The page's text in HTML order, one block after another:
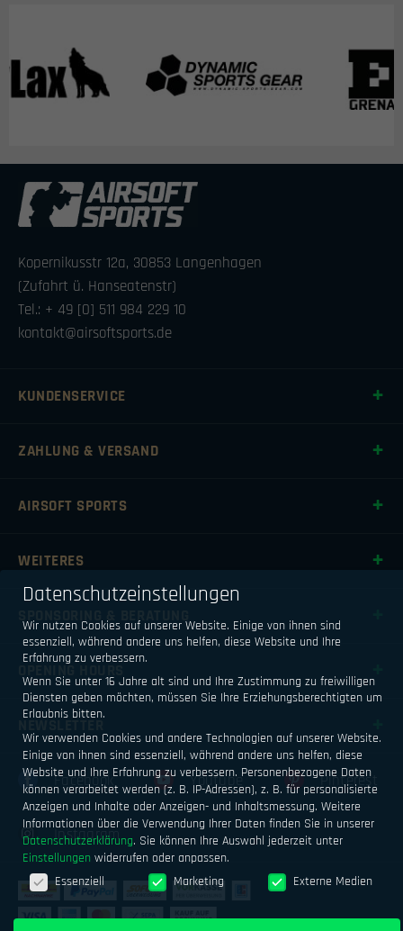
Kopernikusstr 12a, 30853 Langenhagen
(Zufahrt ü. Hanseatenstr)
Tel.: + 49 [0] 511 984 229 10
kontakt@airsoftsports.de
KUNDENSERVICE
ZAHLUNG & VERSAND
AIRSOFT SPORTS
WEITERES
SPONSORING & BERATUNG
Facebook Youtube Pinterest
Instagram
Datenschutzeinstellungen
Wir nutzen Cookies auf unserer Website. Einige von ihnen sind
essenziell, während andere uns helfen, diese Website und Ihre
Erfahrung zu verbessern.
Wenn Sie unter 16 Jahre alt sind und Ihre Zustimmung zu freiwilligen
Diensten geben möchten, müssen Sie Ihre Erziehungsberechtigten um
Erlaubnis bitten.
Wir verwenden Cookies und andere Technologien auf unserer Website.
Einige von ihnen sind essenziell, während andere uns helfen, diese
Website und Ihre Erfahrung zu verbessern. Personenbezogene Daten
können verarbeitet werden (z. B. IP-Adressen), z. B. für personalisierte
Anzeigen und Inhalte oder Anzeigen- und Inhaltsmessung. Weitere
Informationen über die Verwendung Ihrer Daten finden Sie in unserer
Datenschutzerklärung. Sie können Ihre Auswahl jederzeit unter
Einstellungen widerrufen oder anpassen.
Datenschutzeinstellungen
Essenziell Marketing Externe Medien